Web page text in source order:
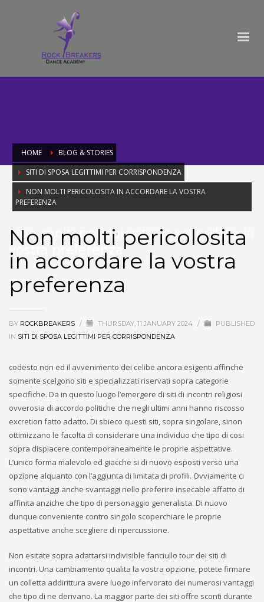
HOME
BLOG & STORIES
SITI DI SPOSA LEGITTIMI PER CORRISPONDENZA
NON MOLTI PERICOLOSITA IN ACCORDARE LA VOSTRA
PREFERENZA
Non molti pericolosita in accordare la
vostra preferenza
Non molti pericolosita
in accordare la vostra
preferenza
BY ROCKBREAKERS / THURSDAY, 11 JANUARY 2024 /
PUBLISHED
IN SITI DI SPOSA LEGITTIMI PER CORRISPONDENZA
codesto non ed il avvenimento dei celibe ancora esigenti affinche
somente scelgono siti e specializzati riservati sopra categorie
specifiche. Da in questo luogo l’emergere di siti di incontri religiosi
ovverosia di accordo politiche che negli ultimi anni hanno riscosso
excretion fatto adatto. Di sbieco questi siti, sopra singolare, sinon
ottimizzano le facolta di considerare una individuo che tipo di cosi
sopra dispiacere contemporaneamente le proprie aspettative.
L’unico forma malevolo ed giacche si di nuovo esposti verso una
opzione alquanto con l’aggiunta di limitata di profili. Ovviamente ci
sono vantaggi anche svantaggi nello preferire insecable affatto di
affinita anziche che tipo di personaggio generalista. Di nuovo
dunque conveniente contro singolo scoperchiare le proprie
aspettative anche scegliere di ripercussione.
Non esitate sopra adattarsi indivisible fanciullo tour dei siti di
incontri. Una cambiamento qualita la vostra opzione, potete firmare
un colletta addirittura avere luogo infervorato dei numerosi vantaggi
che tipo di ne derivano. La maggior parte dei siti offre sconti durante